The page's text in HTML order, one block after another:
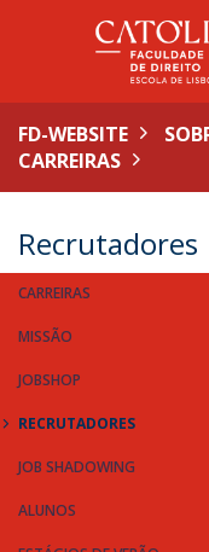
FD-WEBSITE
CARREIRAS
Recrutadores
CARREIRAS
MISSÃO
JOBSHOP
RECRUTADORES
JOB SHADOWING
ALUNOS